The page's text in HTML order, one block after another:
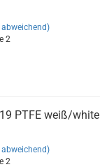
2
PTFE weiß/white
2